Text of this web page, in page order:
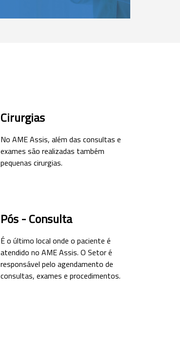
Cirurgias
No AME Assis, além das consultas e
exames são realizadas também
pequenas cirurgias.
Pós - Consulta
É o último local onde o paciente é
atendido no AME Assis. O Setor é
responsável pelo agendamento de
consultas, exames e procedimentos.